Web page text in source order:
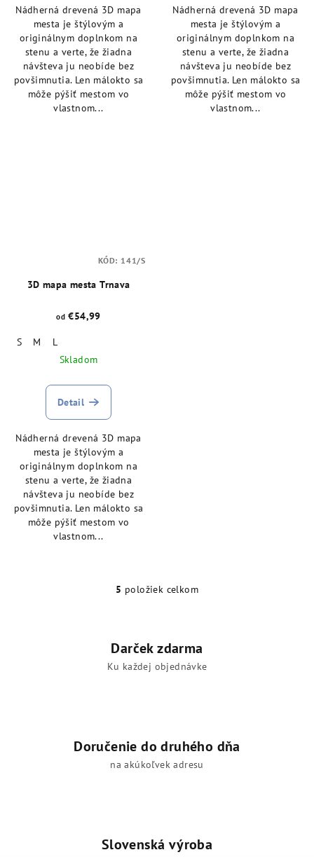
Nádherná drevená 3D mapa
mesta je štýlovým a
originálnym doplnkom na
stenu a verte, že žiadna
návšteva ju neobíde bez
povšimnutia. Len málokto sa
môže pýšiť mestom vo
vlastnom...
Nádherná drevená 3D mapa
mesta je štýlovým a
originálnym doplnkom na
stenu a verte, že žiadna
návšteva ju neobíde bez
povšimnutia. Len málokto sa
môže pýšiť mestom vo
vlastnom...
3D mapa mesta Trnava
od €54,99
S M
L
Skladom
Detail
Nádherná drevená 3D mapa
mesta je štýlovým a
originálnym doplnkom na
stenu a verte, že žiadna
návšteva ju neobíde bez
povšimnutia. Len málokto sa
môže pýšiť mestom vo
vlastnom...
KÓD: 141/S
O
á
d
p
r
v
ý
5 položiek celkom
Darček zdarma
Ku každej objednávke
Doručenie do druhého dňa
na akúkoľvek adresu
Slovenská výroba